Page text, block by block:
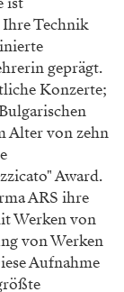
Technik
geprägt.
Konzerte;
Alter von zehn
Award.
ARS ihre
Werken von
von Werken
Aufnahme